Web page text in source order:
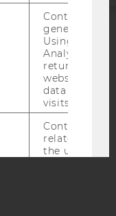
Contains a
generated
Using this
Analytics can
returning
website and
data from
visits.
Contains
related
the user. If